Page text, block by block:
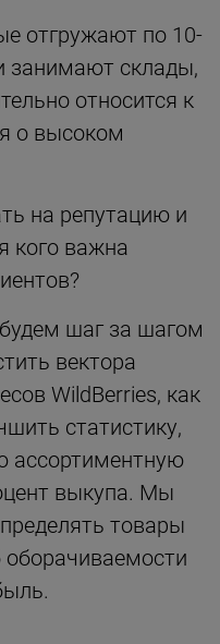
отгружают по 10-
занимают склады,
относится к
о высоком
на репутацию и
кого важна
шаг за шагом
вектора
WildBerries, как
статистику,
ассортиментную
выкупа. Мы
товары
оборачиваемости